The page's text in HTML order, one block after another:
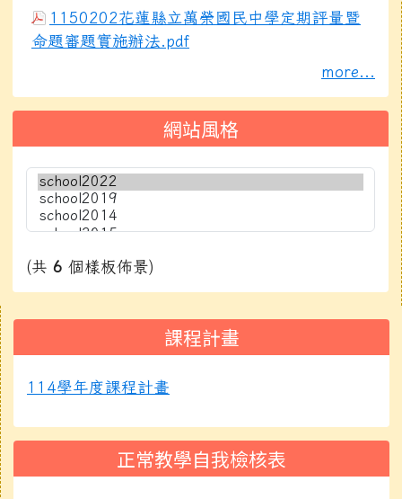
1150202花蓮縣立萬榮國民中學定期評量暨
命題審題實施辦法.pdf
more...
網站風格
(共 6 個樣板佈景)
課程計畫
114學年度課程計畫
正常教學自我檢核表